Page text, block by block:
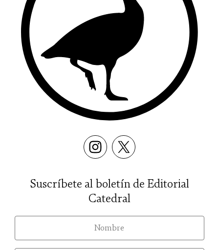
Suscríbete al boletín de Editorial
Catedral